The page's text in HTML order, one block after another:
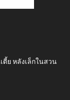
ตี้ย หลังเล็กในสวน